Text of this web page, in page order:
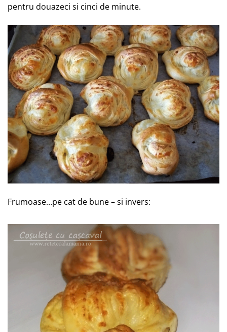
pentru douazeci si cinci de minute.
Frumoase…pe cat de bune – si invers: